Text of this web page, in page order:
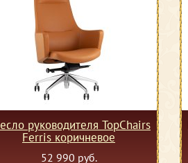
руководителя TopChairs
Ferris коричневое
52 990 руб.